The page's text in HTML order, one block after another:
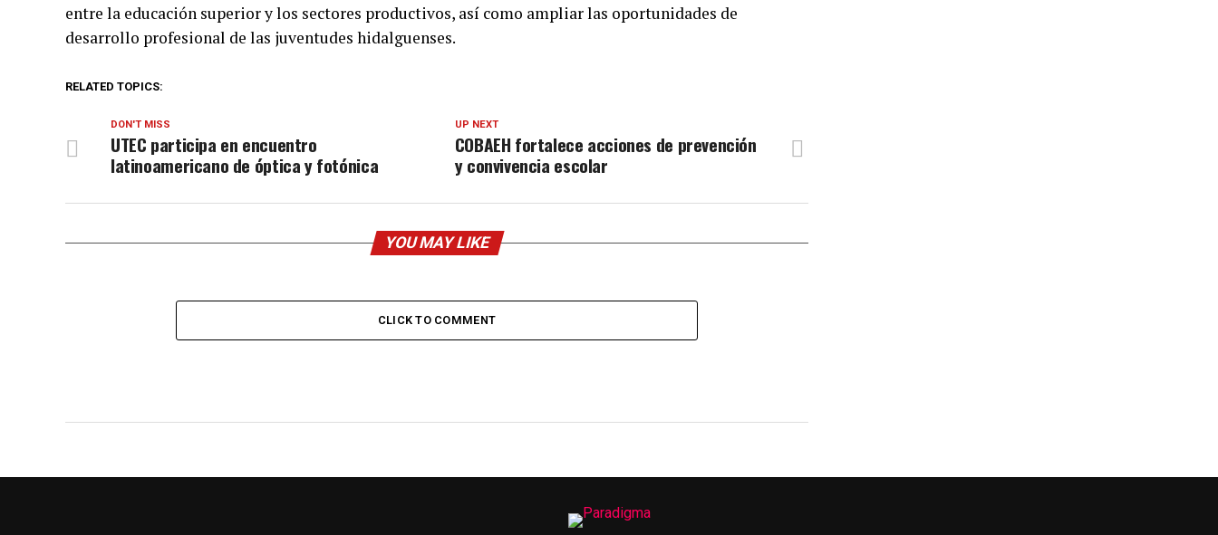
entre la educación superior y los sectores productivos, así como ampliar las oportunidades de
desarrollo profesional de las juventudes hidalguenses.
RELATED TOPICS:
UP NEXT
COBAEH fortalece acciones de prevención
y convivencia escolar
DON'T MISS
UTEC participa en encuentro
latinoamericano de óptica y fotónica
YOU MAY LIKE
CLICK TO COMMENT